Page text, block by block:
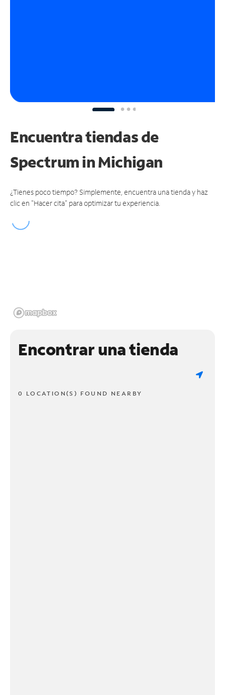
Encuentra tiendas de
Spectrumin Michigan
¿Tienes poco tiempo? Simplemente, encuentra una tienda y haz
clic en "Hacer cita" para optimizar tu experiencia.
Encontrar una tienda
0 LOCATION(S) FOUND NEARBY